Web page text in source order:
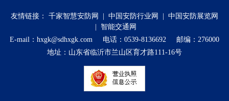
友情链接： 千家智慧安防网 中国安防行业网
中国安防展览网
智能交通网
E-mail：hxgk@sdhxgk.com 电话：0539-8136692 邮编：276000
地址：山东省临沂市兰山区育才路111-16号